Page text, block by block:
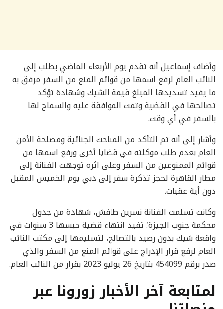
وأضاف إسماعيل أنه تقدم يوم الأربعاء الماضي بطلب إلى
النائب العام لرفع اسمها من قوائم المنع من السفر مرفق به
ما يفيد تسديدها المبلغ قيمة الشيك وشهادة تؤكد
تصالحها في القضية وتمت الموافقة عليه والسماح لها
بالسفر في أي وقت.
وأشار إلى أنه تم التأكد من المباحث الجنائية ومصلحة الأمن
العام بعدم طلب موكلته في قضايا أخرى ورفع اسمها من
قوائم الممنوعين من السفر وعلى اثره توجهت الفنانة إلى
مطار القاهرة لحجز تذكرة سفر إلى دبي يوم الخميس المقبل
دون أية عقبات.
وكانت تسلمت الفنانة نسرين طافش، شهادة من جدول
محكمة جنوب الجيزة؛ تفيد انتهاء قضية حبسها 3 سنوات في
واقعة شيك بدون رصيد بالتصالح، لتسليمها إلى مكتب النائب
العام لرفع قرار الإدراج على قوائم المنع من السفر والذي
صدر برقم 454099 بتاريخ 26 يوليو 2023 بقرار من النائب العام.
لمتابعة آخر الأخبار زورونا عبر